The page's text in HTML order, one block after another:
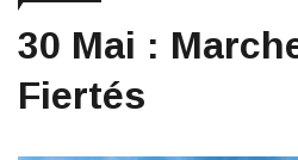
30 Mai :
Fiertés